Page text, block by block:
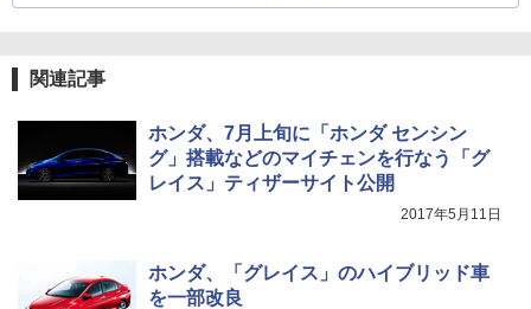
関連記事
ホンダ、7月上旬に「ホンダ センシン
グ」搭載などのマイチェンを行なう「グ
レイス」ティザーサイト公開
2017年5月11日
ホンダ、「グレイス」のハイブリッド車
を一部改良